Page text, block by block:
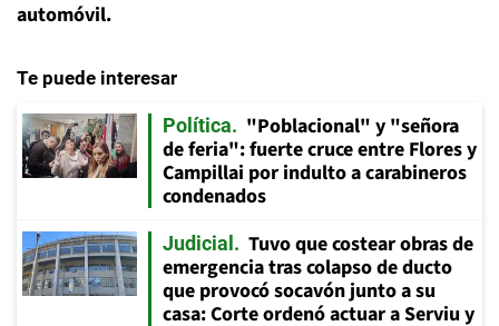
automóvil.
Te puede interesar
Política
"Poblacional" y "señora
de feria": fuerte cruce entre Flores y
Campillai por indulto a carabineros
condenados
Judicial
Tuvo que costear obras de
emergencia tras colapso de ducto
que provocó socavón junto a su
casa: Corte ordenó actuar a Serviu y